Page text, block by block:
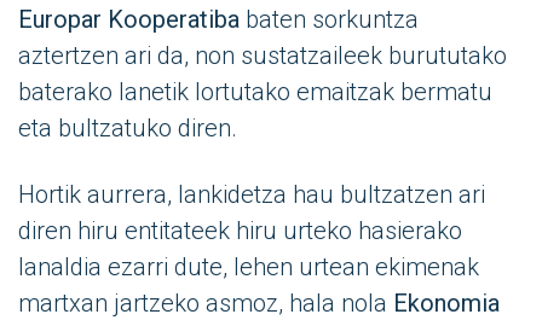
Europar Kooperatiba baten sorkuntza
aztertzen ari da, non sustatzaileek burututako
baterako lanetik lortutako emaitzak bermatu
eta bultzatuko diren.
Hortik aurrera, lankidetza hau bultzatzen ari
diren hiru entitateek hiru urteko hasierako
lanaldia ezarri dute, lehen urtean ekimenak
martxan jartzeko asmoz, hala nola Ekonomia